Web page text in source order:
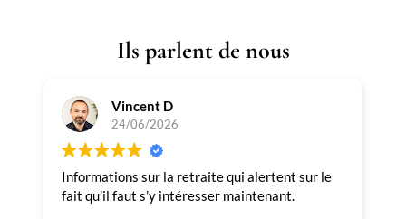
Ils parlent de nous
Vincent D
24/06/2026
Informations sur la retraite qui alertent sur le
fait qu’il faut s’y intéresser maintenant.